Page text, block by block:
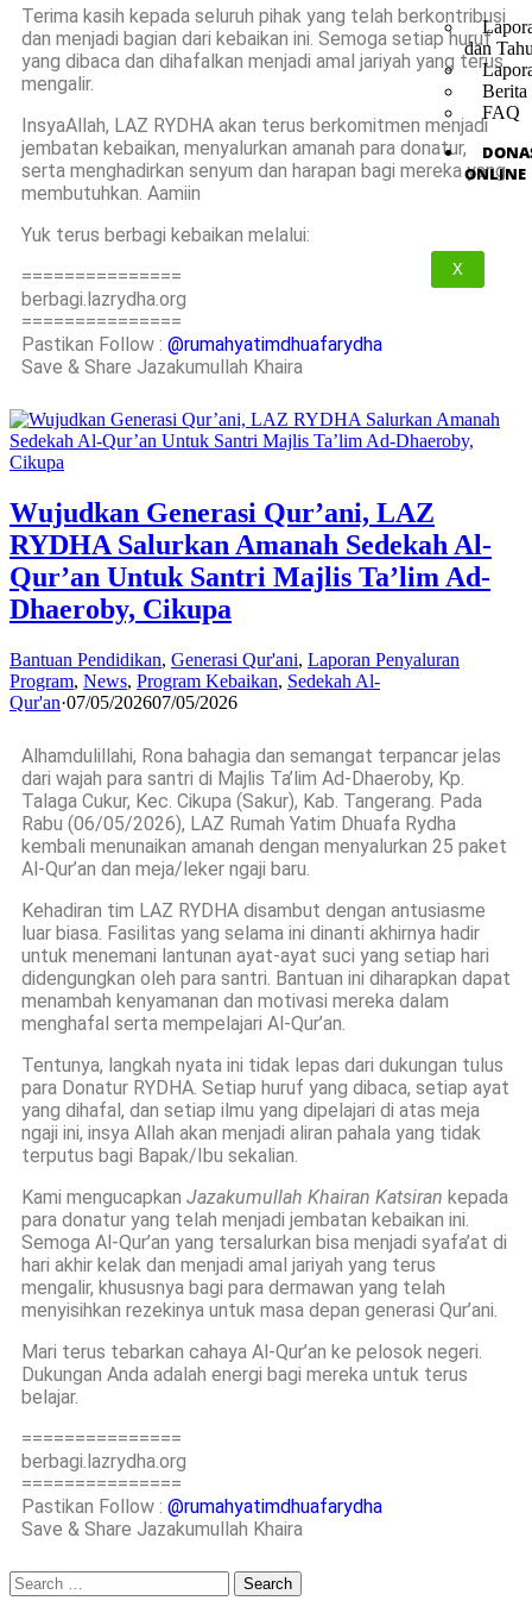
dan
Berita
FAQ
ONLINE
X
Terima kasih kepada seluruh pihak yang telah berkontribusi
dan menjadi bagian dari kebaikan ini. Semoga setiap huruf
yang dibaca dan dihafalkan menjadi amal jariyah yang terus
mengalir.
InsyaAllah, LAZ RYDHA akan terus berkomitmen menjadi
jembatan kebaikan, menyalurkan amanah para donatur,
serta menghadirkan senyum dan harapan bagi mereka yang
membutuhkan. Aamiin
Yuk terus berbagi kebaikan melalui:
===============
berbagi.lazrydha.org
===============
Pastikan Follow : @rumahyatimdhuafarydha
Save & Share Jazakumullah Khaira
Wujudkan Generasi Qur’ani, LAZ
RYDHA Salurkan Amanah Sedekah Al-
Qur’an Untuk Santri Majlis Ta’lim Ad-
Dhaeroby, Cikupa
Bantuan Pendidikan, Generasi Qur'ani, Laporan Penyaluran
Program, News, Program Kebaikan, Sedekah Al-
Qur'an·07/05/202607/05/2026
Alhamdulillahi, Rona bahagia dan semangat terpancar jelas
dari wajah para santri di Majlis Ta’lim Ad-Dhaeroby, Kp.
Talaga Cukur, Kec. Cikupa (Sakur), Kab. Tangerang. Pada
Rabu (06/05/2026), LAZ Rumah Yatim Dhuafa Rydha
kembali menunaikan amanah dengan menyalurkan 25 paket
Al-Qur’an dan meja/leker ngaji baru.
Kehadiran tim LAZ RYDHA disambut dengan antusiasme
luar biasa. Fasilitas yang selama ini dinanti akhirnya hadir
untuk menemani lantunan ayat-ayat suci yang setiap hari
didengungkan oleh para santri. Bantuan ini diharapkan dapat
menambah kenyamanan dan motivasi mereka dalam
menghafal serta mempelajari Al-Qur’an.
Tentunya, langkah nyata ini tidak lepas dari dukungan tulus
para Donatur RYDHA. Setiap huruf yang dibaca, setiap ayat
yang dihafal, dan setiap ilmu yang dipelajari di atas meja
ngaji ini, insya Allah akan menjadi aliran pahala yang tidak
terputus bagi Bapak/Ibu sekalian.
Kami mengucapkan Jazakumullah Khairan Katsiran kepada
para donatur yang telah menjadi jembatan kebaikan ini.
Semoga Al-Qur’an yang tersalurkan bisa menjadi syafa’at di
hari akhir kelak dan menjadi amal jariyah yang terus
mengalir, khususnya bagi para dermawan yang telah
menyisihkan rezekinya untuk masa depan generasi Qur’ani.
Mari terus tebarkan cahaya Al-Qur’an ke pelosok negeri.
Dukungan Anda adalah energi bagi mereka untuk terus
belajar.
===============
berbagi.lazrydha.org
===============
Pastikan Follow : @rumahyatimdhuafarydha
Save & Share Jazakumullah Khaira